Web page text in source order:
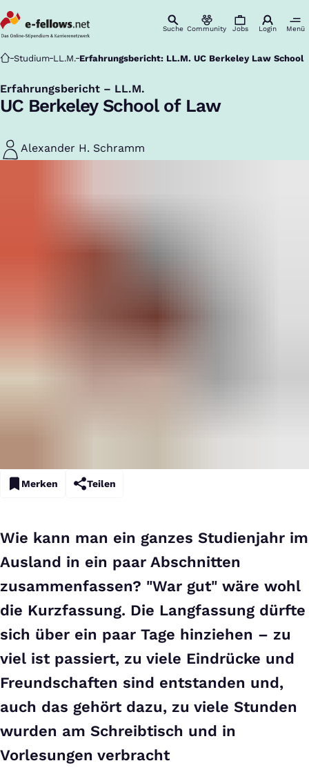
Suche Community Jobs Login Menü
Startseite
Studium LL.M. Erfahrungsbericht: LL.M. UC Berkeley Law School
Erfahrungsbericht – LL.M.
:
UC Berkeley School of Law
Alexander H. Schramm
Merken Teilen
Wie kann man ein ganzes Studienjahr im
Ausland in ein paar Abschnitten
zusammenfassen? "War gut" wäre wohl
die Kurzfassung. Die Langfassung dürfte
sich über ein paar Tage hinziehen – zu
viel ist passiert, zu viele Eindrücke und
Freundschaften sind entstanden und,
auch das gehört dazu, zu viele Stunden
wurden am Schreibtisch und in
Vorlesungen verbracht